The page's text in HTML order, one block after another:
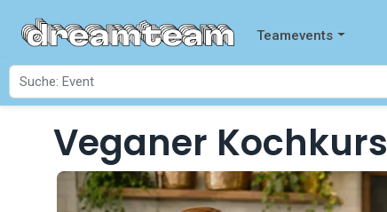
Teamevents
Startseite Events Veganer Kochkurs
Veganer Kochkurs